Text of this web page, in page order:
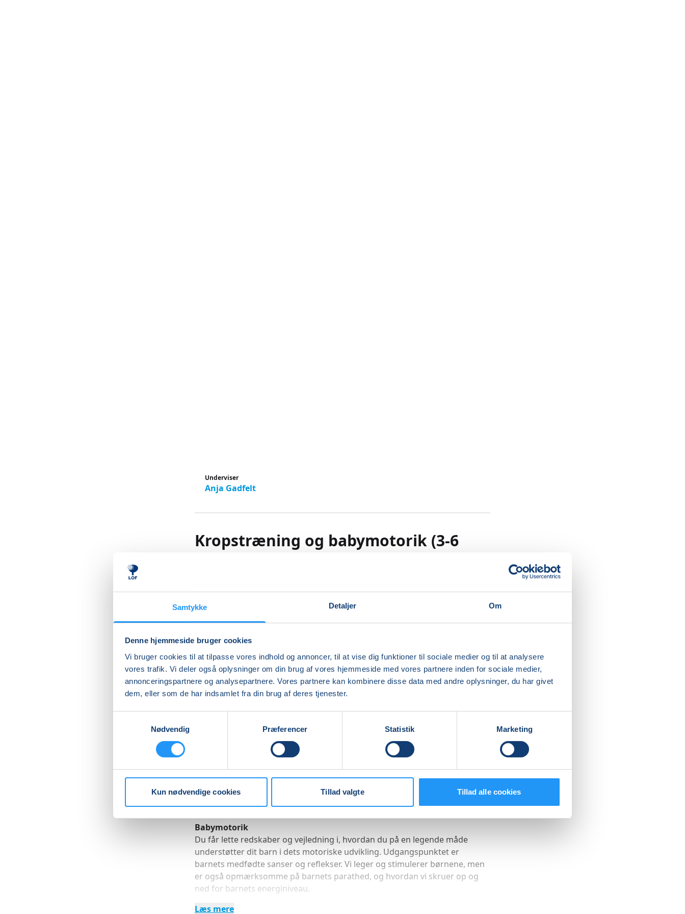
Samtykke Detaljer Om
Denne hjemmeside bruger cookies
Vi bruger cookies til at tilpasse vores indhold og annoncer, til at vise dig funktioner til sociale medier og til at analysere
vores trafik. Vi deler også oplysninger om din brug af vores hjemmeside med vores partnere inden for sociale medier,
annonceringspartnere og analysepartnere. Vores partnere kan kombinere disse data med andre oplysninger, du har givet
dem, eller som de har indsamlet fra din brug af deres tjenester.
Nødvendig
Præferencer Statistik Marketing
Kun nødvendige cookies Tillad valgte Tillad alle cookies
Underviser
Anja Gadfelt
Kropstræning og babymotorik (3-6
Kropstræning og babymotorikfor dig og dit barn (fra 3 mdr.) er træning for
både dig og dit barn. Du får mulighed for at træne hele kroppen med
øvelser, der styrker din bækkenbund og kernemuskulatur, mens dit barn
eller måske tager en lur. Derudover vil der være øvelser, der styrker dit barns
motorik med flere former for bevægelse gennem leg, der altid tager højde
for det enkelte barns udvikling.
Dette hold er til dig, der gerne vil have inspiration til at stimulere dit barns
- du får viden og idéer til at understøtte dit barns motoriske udvikling
- du får inspiration til lege med dit barn
Vi arbejder hele kroppen igennem hver gang, nu med større intensitet. Der
er fokus på mave- og rygmuskler, bækkenbunden, hvordan du bruger
kroppen i hverdagen og gode øvelser til trætte og ømme nakker og skuldre.
Babymotorik
Du får lette redskaber og vejledning i, hvordan du på en legende måde
understøtter dit barn i dets motoriske udvikling. Udgangspunktet er
barnets medfødte sanser og reflekser. Vi leger og stimulerer børnene, men
er også opmærksomme på barnets parathed, og hvordan vi skruer op og
ned for barnets energiniveau.
Læs mere